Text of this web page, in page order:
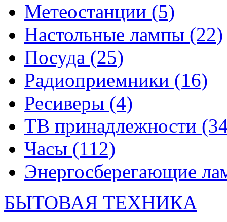
Метеостанции (5)
Настольные лампы (22)
Посуда (25)
Радиоприемники (16)
Ресиверы (4)
ТВ принадлежности
Часы (112)
Энергосберегающие
БЫТОВАЯ ТЕХНИКА